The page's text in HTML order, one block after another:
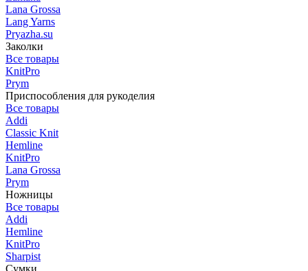
Lana Grossa
Lang Yarns
Pryazha.su
Заколки
Все товары
KnitPro
Prym
Приспособления для рукоделия
Все товары
Addi
Classic Knit
Hemline
KnitPro
Lana Grossa
Prym
Ножницы
Все товары
Addi
Hemline
KnitPro
Sharpist
Сумки